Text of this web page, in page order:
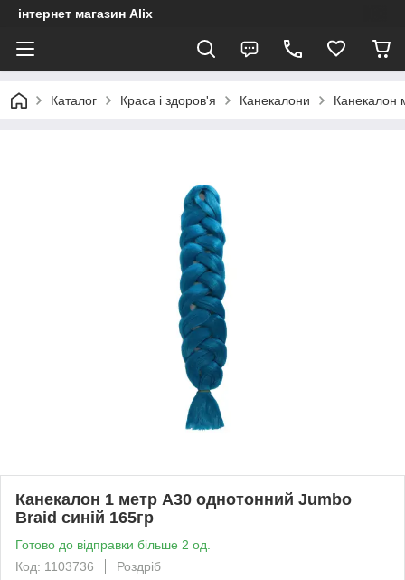
інтернет магазин Alix
Каталог Краса і здоров'я Канекалони Канекалон
Канекалон 1 метр А30 однотонний Jumbo
Braid синій 165гр
Готово до відправки більше 2 од.
Код: 1103736
Роздріб